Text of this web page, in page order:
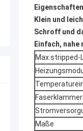
Eigenschaften
Klein und
Schroff und
Einfach,
Max.stripped-
Maße